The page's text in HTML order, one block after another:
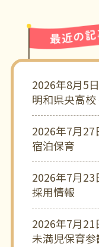
2026年8月5日
明和県央高
2026年7月27
宿泊保育
2026年7月23
採用情報
2026年7月21
未満児保育